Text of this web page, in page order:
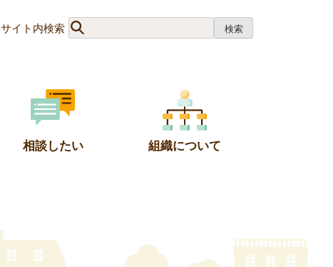
サイト内検索
相談したい 組織について